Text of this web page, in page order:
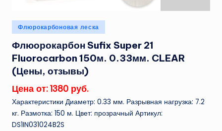
Опубликовано
в
Флюрокарбоновая леска
Флюорокарбон Sufix Super 21
Fluorocarbon 150м. 0.33мм. CLEAR
(Цены, отзывы)
Цена от: 1380 руб.
Характеристики Диаметр: 0.33 мм. Разрывная нагрузка: 7.2
кг. Размотка: 150 м. Цвет: прозрачный Артикул:
DS1IN031024B2S